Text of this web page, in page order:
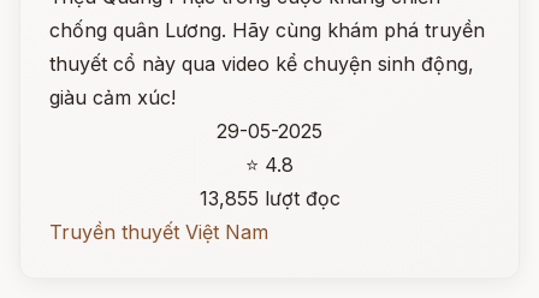
chống quân Lương. Hãy cùng khám phá truyền
thuyết cổ này qua video kể chuyện sinh động,
giàu cảm xúc!
29-05-2025
⭐ 4.8
13,855 lượt đọc
Truyền thuyết Việt Nam